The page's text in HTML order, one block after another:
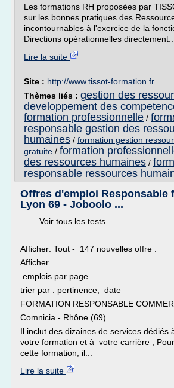
Les formations RH proposées par
sur les bonnes pratiques des
incontournables à l'exercice de la
Directions opérationnelles directement...
Lire la suite
Site : http://www.tissot-formation.fr
Thèmes liés : gestion des
developpement des
formation professionnelle /
responsable gestion des
humaines / formation gestion
gratuite / formation
des ressources humaines /
responsable ressources
Offres d'emploi Responsable
Lyon 69 - Joboolo ...
Voir tous les tests
Afficher: Tout - 147 nouvelles offre .
Afficher
emplois par page.
trier par : pertinence, date
FORMATION RESPONSABLE
Comnicia - Rhône (69)
Il inclut des dizaines de services dédiés
votre formation et à votre carrière ,
cette formation, il...
Lire la suite